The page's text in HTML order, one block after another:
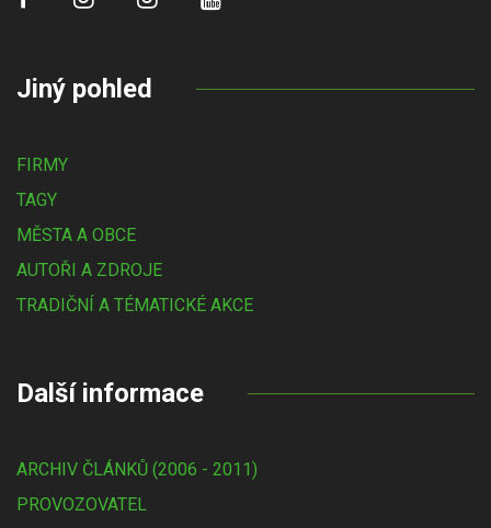
Jiný pohled
FIRMY
TAGY
MĚSTA A OBCE
AUTOŘI A ZDROJE
TRADIČNÍ A TÉMATICKÉ AKCE
Další informace
ARCHIV ČLÁNKŮ (2006 - 2011)
PROVOZOVATEL